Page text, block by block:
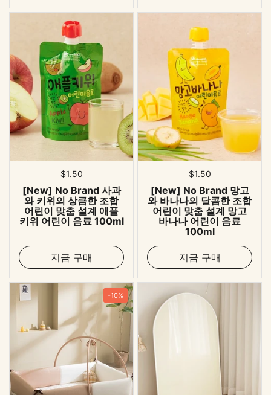
표준 가격
$1.50
[New] No Brand 사과
와 키위의 상큼한 조합
어린이 맞춤 설계 애플
키위 어린이 음료 100ml
지금 구매
표준 가격
$1.50
[New] No Brand 망고
와 바나나의 달콤한 조합
어린이 맞춤 설계 망고
바나나 어린이 음료
100ml
지금 구매
-10%